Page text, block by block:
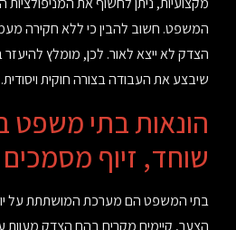
המשפט. חשוב להבין כי ללא חקירה
הצדק לא ייצא לאור. לכן, מומלץ להיעזר
שיבצע את העבודה בצורה חוקית ויסודית.
הונאות בתי משפט
שוחד, זיוף מסמכים
בתי המשפט הם מערכת המושתתת על